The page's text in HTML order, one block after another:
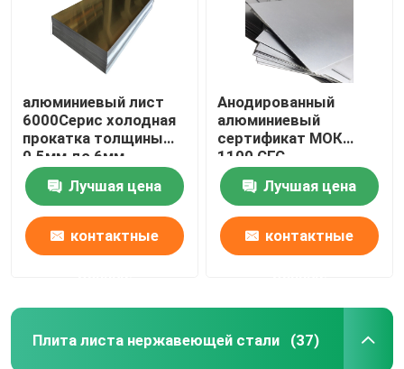
Продукты
алюминиевый лист
6000Серис холодная
прокатка толщины
0.5мм до 6мм
Лучшая цена
контактные
Анодированный
алюминиевый
сертификат МОК
1100 СГС
металлического
листа 1 тонна 0.5мм
до 6мм
Лучшая цена
контактные
Плита листа нержавеющей стали (37)